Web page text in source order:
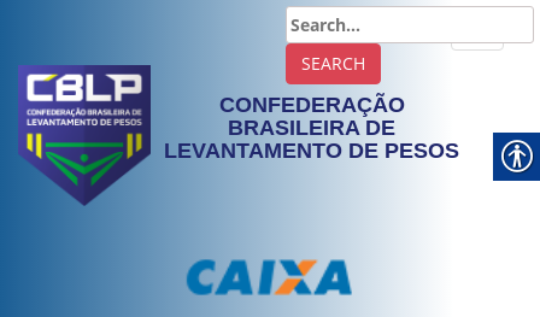
CONFEDERAÇÃO
BRASILEIRA DE
LEVANTAMENTO DE PESOS